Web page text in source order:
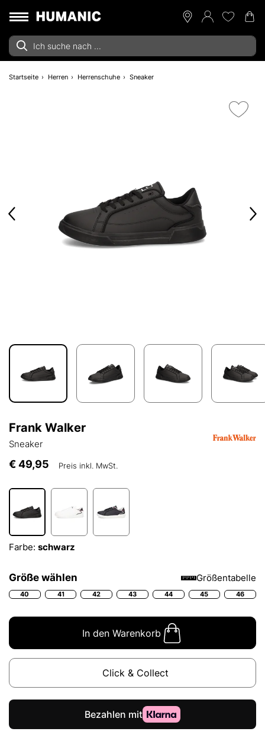
Startseite Herren Herrenschuhe Sneaker
Frank Walker
Sneaker
€ 49,95 Preis inkl. MwSt.
Farbe: schwarz
Größe wählen Größentabelle
40 41 42 43 44 45 46
In den Warenkorb
Click & Collect